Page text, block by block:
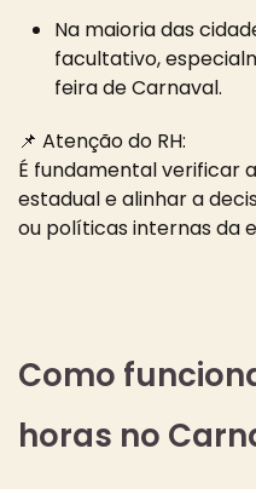
Na maioria das
facultativo,
feira de Carnaval.
📌 Atenção do RH:
É fundamental verificar
estadual e alinhar a
ou políticas internas da
Como
horas no